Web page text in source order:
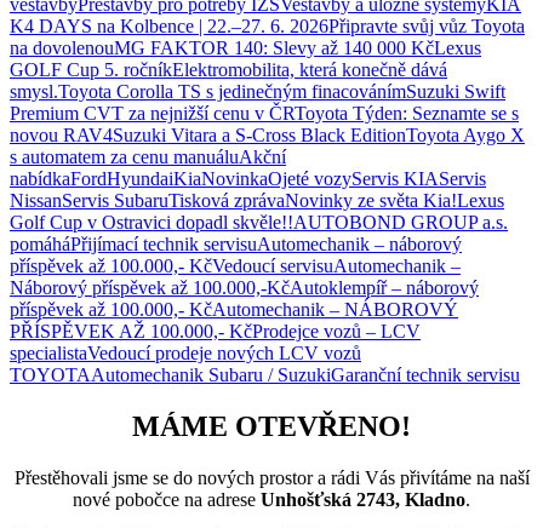
vestavbyPřestavby pro potřeby IZSVestavby a úložné systémyKIA
K4 DAYS na Kolbence | 22.–27. 6. 2026Připravte svůj vůz Toyota
na dovolenouMG FAKTOR 140: Slevy až 140 000 KčLexus
GOLF Cup 5. ročníkElektromobilita, která konečně dává
smysl.Toyota Corolla TS s jedinečným finacovánímSuzuki Swift
Premium CVT za nejnižší cenu v ČRToyota Týden: Seznamte se s
novou RAV4Suzuki Vitara a S-Cross Black EditionToyota Aygo X
s automatem za cenu manuáluAkční
nabídkaFordHyundaiKiaNovinkaOjeté vozyServis KIAServis
NissanServis SubaruTisková zprávaNovinky ze světa Kia!Lexus
Golf Cup v Ostravici dopadl skvěle!!AUTOBOND GROUP a.s.
pomáháPřijímací technik servisuAutomechanik – náborový
příspěvek až 100.000,- KčVedoucí servisuAutomechanik –
Náborový příspěvek až 100.000,-KčAutoklempíř – náborový
příspěvek až 100.000,- KčAutomechanik – NÁBOROVÝ
PŘÍSPĚVEK AŽ 100.000,- KčProdejce vozů – LCV
specialistaVedoucí prodeje nových LCV vozů
TOYOTAAutomechanik Subaru / SuzukiGaranční technik servisu
MÁME OTEVŘENO!
Přestěhovali jsme se do nových prostor a rádi Vás přivítáme na naší
nové pobočce na adrese Unhošťská 2743, Kladno.